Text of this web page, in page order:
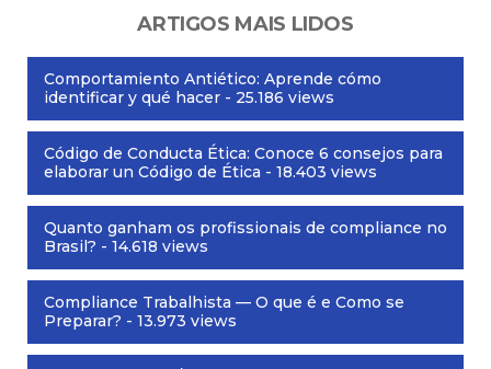
ARTIGOS MAIS LIDOS
Comportamiento Antiético: Aprende cómo
identificar y qué hacer - 25.186 views
Código de Conducta Ética: Conoce 6 consejos para
elaborar un Código de Ética - 18.403 views
Quanto ganham os profissionais de compliance no
Brasil? - 14.618 views
Compliance Trabalhista — O que é e Como se
Preparar? - 13.973 views